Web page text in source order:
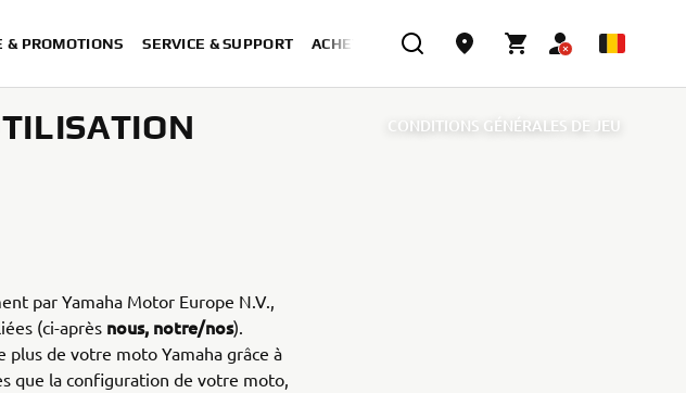
& PROMOTIONS SERVICE & SUPPORT ACHETER MAINTENANT
CONDITIONS GÉNÉRALES DE JEU
par Yamaha Motor Europe N.V.,
(ci-après nous, notre/nos).
de votre moto Yamaha grâce à
que la configuration de votre moto,